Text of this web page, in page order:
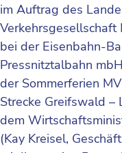
im Auftrag des
Verkehrsgesellschaft
bei der Eisenbahn-
Pressnitztalbahn
der Sommerferien
Strecke Greifswald –
dem
(Kay Kreisel,